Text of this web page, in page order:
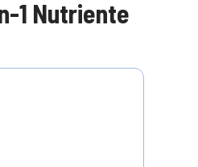
1 Nutriente